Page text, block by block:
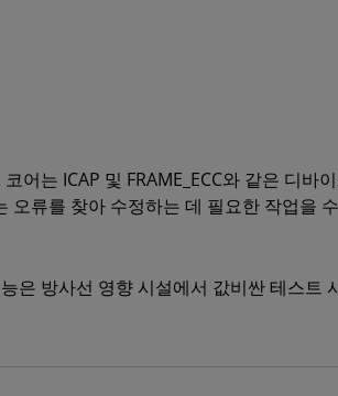
는 ICAP 및 FRAME_ECC와 같은 디바
류를 찾아 수정하는 데 필요한 작업을
은 방사선 영향 시설에서 값비싼 테스트